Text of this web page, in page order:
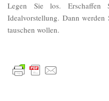
Legen Sie los.
Idealvorstellung. Dann
tauschen wollen.